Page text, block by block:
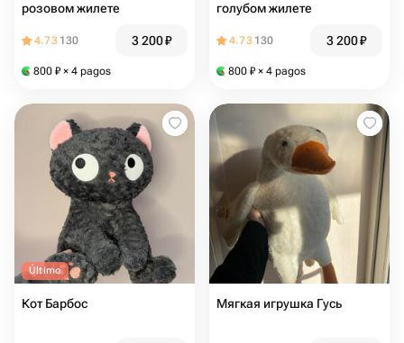
розовом жилете
4.73 130 3 200₽
800 ₽ × 4 pagos
голубом жилете
4.73 130 3 200₽
800 ₽ × 4 pagos
Último
Кот Барбос Мягкая игрушка Гусь